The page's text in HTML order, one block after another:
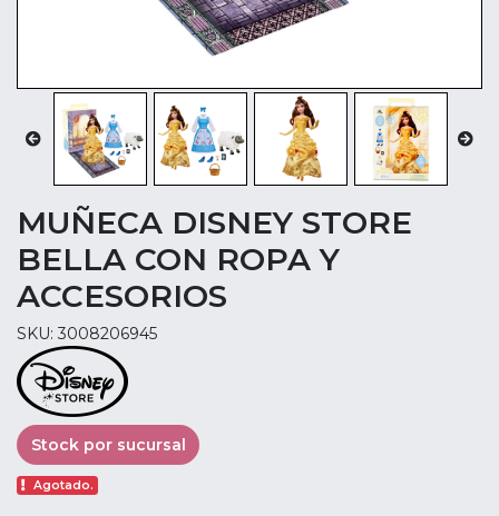
MUÑECA DISNEY STORE
BELLA CON ROPA Y
ACCESORIOS
SKU: 3008206945
Stock por sucursal
Agotado.